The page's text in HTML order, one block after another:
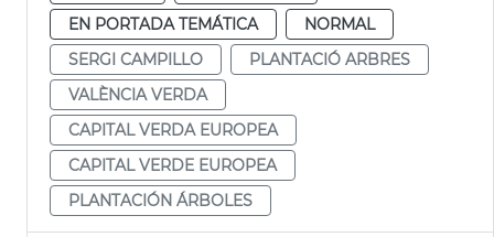
EN PORTADA TEMÁTICA
NORMAL
SERGI CAMPILLO
PLANTACIÓ ARBRES
VALÈNCIA VERDA
CAPITAL VERDA EUROPEA
CAPITAL VERDE EUROPEA
PLANTACIÓN ÁRBOLES